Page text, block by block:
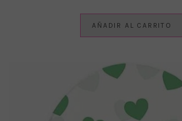
AÑADIR AL CARRITO